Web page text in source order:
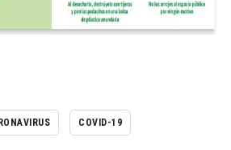
COVID-19